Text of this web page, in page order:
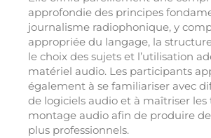
approfondie des principes
journalisme radiophonique, y
appropriée du langage, la
le choix des sujets et l’utilisation
matériel audio. Les participants
également à se familiariser avec
de logiciels audio et à maîtriser
montage audio afin de produire
plus professionnels.